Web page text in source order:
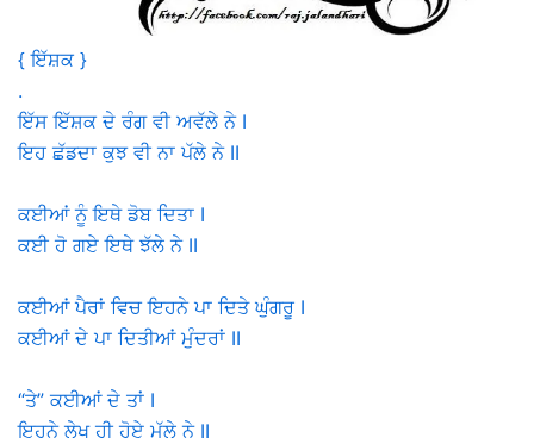
{ ਇੱਸ਼ਕ }
.
ਇੱਸ ਇੱਸ਼ਕ ਦੇ ਰੰਗ ਵੀ ਅਵੱਲੇ ਨੇ I
ਇਹ ਛੱਡਦਾ ਕੁਝ ਵੀ ਨਾ ਪੱਲੇ ਨੇ II
ਕਈਆਂ ਨੂੰ ਇਥੇ ਡੋਬ ਦਿਤਾ I
ਕਈ ਹੋ ਗਏ ਇਥੇ ਝੱਲੇ ਨੇ II
ਕਈਆਂ ਪੈਰਾਂ ਵਿਚ ਇਹਨੇ ਪਾ ਦਿਤੇ ਘੁੰਗਰੂ I
ਕਈਆਂ ਦੇ ਪਾ ਦਿਤੀਆਂ ਮੁੰਦਰਾਂ II
“ਤੇ” ਕਈਆਂ ਦੇ ਤਾਂ I
ਇਹਨੇ ਲੇਖ ਹੀ ਹੋਏ ਮੱਲੇ ਨੇ II